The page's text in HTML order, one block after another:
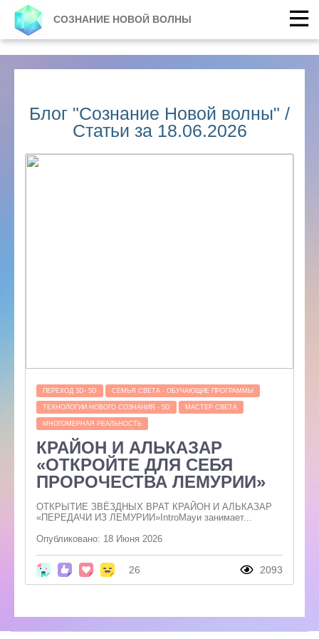
СОЗНАНИЕ НОВОЙ ВОЛНЫ
Блог "Сознание Новой волны" /
Статьи за 18.06.2026
ПЕРЕХОД 3D- 5D СЕМЬЯ СВЕТА - ОБУЧАЮЩИЕ ПРОГРАММЫ
ТЕХНОЛОГИИ НОВОГО СОЗНАНИЯ - 5D МАСТЕР СВЕТА
МНОГОМЕРНАЯ РЕАЛЬНОСТЬ
КРАЙОН И АЛЬКАЗАР
«ОТКРОЙТЕ ДЛЯ СЕБЯ
ПРОРОЧЕСТВА ЛЕМУРИИ»
ОТКРЫТИЕ ЗВЁЗДНЫХ ВРАТ КРАЙОН И АЛЬКАЗАР
«ПЕРЕДАЧИ ИЗ ЛЕМУРИИ»IntroМауи занимает...
Опубликовано: 18 Июня 2026
26 2093